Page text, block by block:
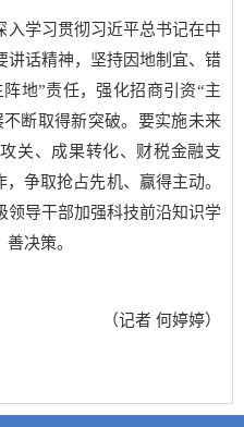
入学习贯彻习近平总书记在中
讲话精神，坚持因地制宜、错
地”责任，强化招商引资“主
断取得新突破。要实施未来
关、成果转化、财税金融支
争取抢占先机、赢得主动。
领导干部加强科技前沿知识学
决策。
（记者 何婷婷）